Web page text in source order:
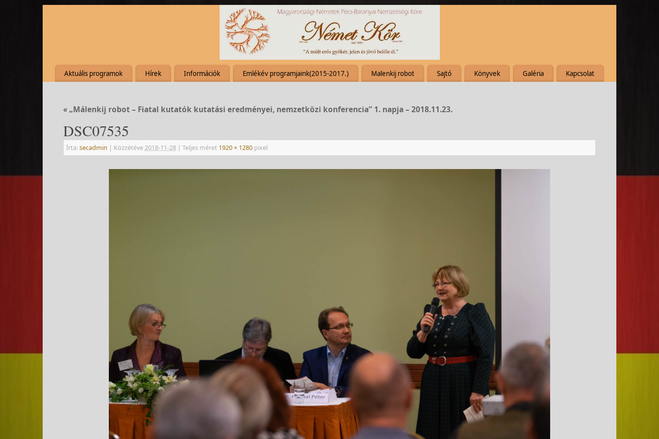
Aktuális programok Hírek Információk Emlékév programjaink(2015-2017.) Malenkij robot Sajtó Könyvek Galéria Kapcsolat
«„Málenkij robot – Fiatal kutatók kutatási eredményei, nemzetközi konferencia” 1. napja – 2018.11.23.
DSC07535
Írta:secadmin | Közzétéve2018-11-28 | Teljes méret 1920 × 1280 pixel